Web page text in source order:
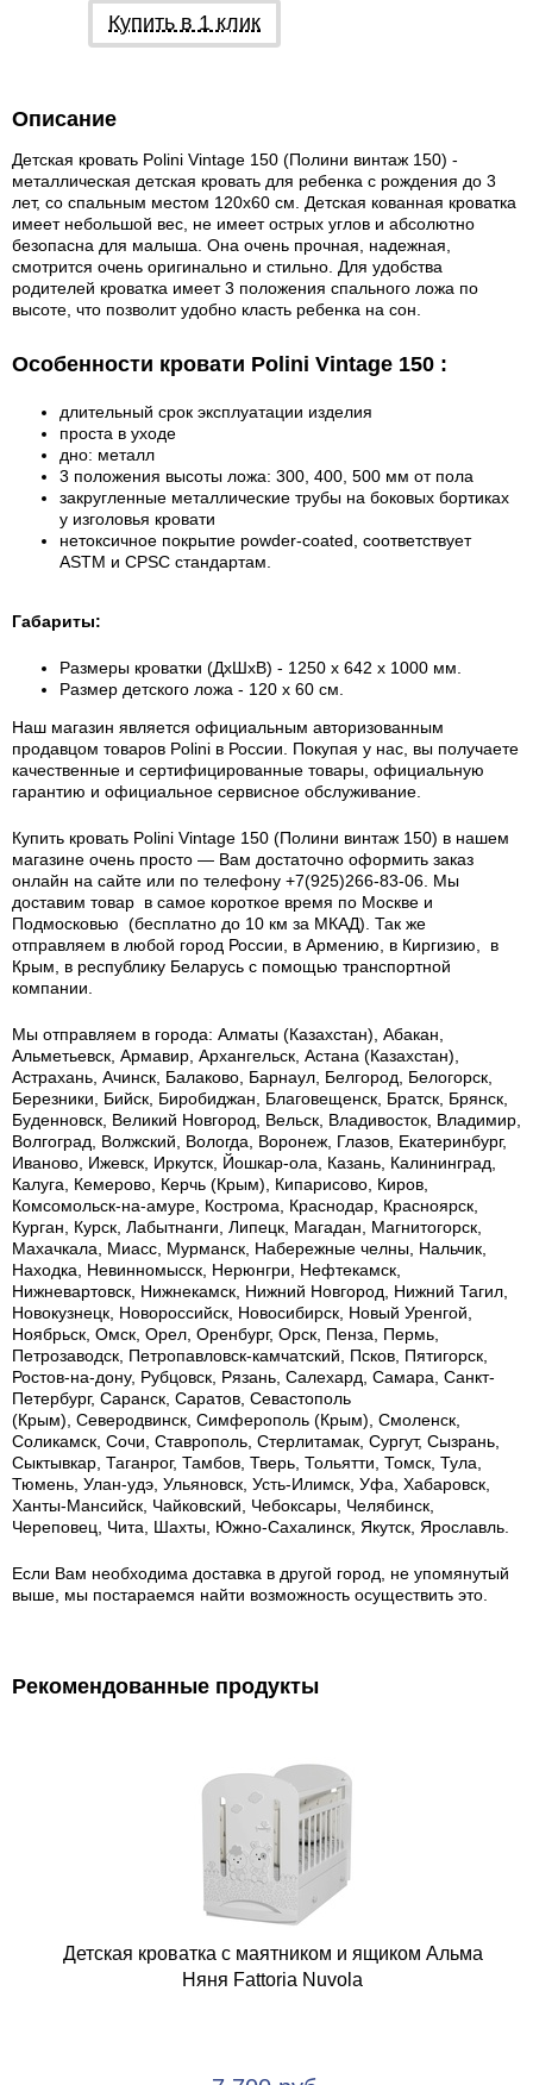
Купить в 1 клик
Описание
Детская кровать Polini Vintage 150 (Полини винтаж 150) -
металлическая детская кровать для ребенка с рождения до 3
лет, со спальным местом 120х60 см. Детская кованная кроватка
имеет небольшой вес, не имеет острых углов и абсолютно
безопасна для малыша. Она очень прочная, надежная,
смотрится очень оригинально и стильно. Для удобства
родителей кроватка имеет 3 положения спального ложа по
высоте, что позволит удобно класть ребенка на сон.
Особенности кровати Polini Vintage 150 :
длительный срок эксплуатации изделия
проста в уходе
дно: металл
3 положения высоты ложа: 300, 400, 500 мм от пола
закругленные металлические трубы на боковых бортиках
у изголовья кровати
нетоксичное покрытие powder-coated, соответствует
ASTM и CPSC стандартам.
Габариты:
Размеры кроватки (ДхШхВ) - 1250 х 642 х 1000 мм.
Размер детского ложа - 120 х 60 см.
Наш магазин является официальным авторизованным
продавцом товаров Polini в России.
Покупая у нас, вы получаете
качественные и сертифицированные товары, официальную
гарантию и официальное сервисное обслуживание.
Купить кровать Polini Vintage 150 (Полини винтаж 150) в нашем
магазине очень просто — Вам достаточно оформить заказ
онлайн на сайте или по телефону +7(925)266-83-06. Мы
доставим товар в самое короткое время по Москве и
Подмосковью (бесплатно до 10 км за МКАД). Так же
отправляем в любой город России, в Армению, в Киргизию, в
Крым, в республику Беларусь с помощью транспортной
компании.
Мы отправляем в города: Алматы (Казахстан), Абакан,
Альметьевск, Армавир, Архангельск, Астана (Казахстан),
Астрахань, Ачинск, Балаково, Барнаул, Белгород, Белогорск,
Березники, Бийск, Биробиджан, Благовещенск, Братск, Брянск,
Буденновск, Великий Новгород, Вельск, Владивосток, Владимир,
Волгоград, Волжский, Вологда, Воронеж, Глазов, Екатеринбург,
Иваново, Ижевск, Иркутск, Йошкар-ола, Казань, Калининград,
Калуга, Кемерово, Керчь (Крым), Кипарисово, Киров,
Комсомольск-на-амуре, Кострома, Краснодар, Красноярск,
Курган, Курск, Лабытнанги, Липецк, Магадан, Магнитогорск,
Махачкала, Миасс, Мурманск, Набережные челны, Нальчик,
Находка, Невинномысск, Нерюнгри, Нефтекамск,
Нижневартовск, Нижнекамск, Нижний Новгород, Нижний Тагил,
Новокузнецк, Новороссийск, Новосибирск, Новый Уренгой,
Ноябрьск, Омск, Орел, Оренбург, Орск, Пенза, Пермь,
Петрозаводск, Петропавловск-камчатский, Псков, Пятигорск,
Ростов-на-дону, Рубцовск, Рязань, Салехард, Самара, Санкт-
Петербург, Саранск, Саратов, Севастополь
(Крым), Северодвинск, Симферополь (Крым), Смоленск,
Соликамск, Сочи, Ставрополь, Стерлитамак, Сургут, Сызрань,
Сыктывкар, Таганрог, Тамбов, Тверь, Тольятти, Томск, Тула,
Тюмень, Улан-удэ, Ульяновск, Усть-Илимск, Уфа, Хабаровск,
Ханты-Мансийск, Чайковский, Чебоксары, Челябинск,
Череповец, Чита, Шахты, Южно-Сахалинск, Якутск, Ярославль.
Если Вам необходима доставка в другой город, не упомянутый
выше, мы постараемся найти возможность осуществить это.
Рекомендованные продукты
Детская кроватка с маятником и ящиком Альма
Няня Fattoria Nuvola